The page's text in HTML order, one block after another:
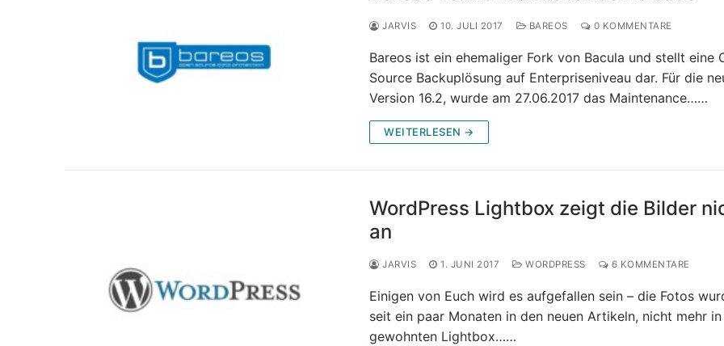
JARVIS 10. JULI 2017 BAREOS 0 KOMMENTARE
Bareos ist ein ehemaliger Fork von Bacula und stellt eine
Source Backuplösung auf Enterpriseniveau dar. Für die
Version 16.2, wurde am 27.06.2017 das Maintenance……
WEITERLESEN →
WordPress Lightbox zeigt die Bilder
an
JARVIS 1. JUNI 2017 WORDPRESS 6 KOMMENTARE
Einigen von Euch wird es aufgefallen sein – die Fotos
seit ein paar Monaten in den neuen Artikeln, nicht mehr
gewohnten Lightbox……